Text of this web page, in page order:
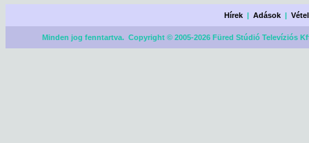
Hírek |Adások |
Minden jog fenntartva. Copyright © 2005-2026 Füred Stúdió Televíziós